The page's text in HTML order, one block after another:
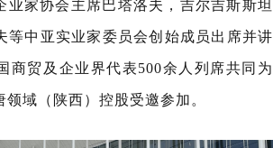
业家协会主席巴塔洛夫，吉尔吉斯斯坦
等中亚实业家委员会创始成员出席并讲
商贸及企业界代表500余人列席共同为
域（陕西）控股受邀参加。